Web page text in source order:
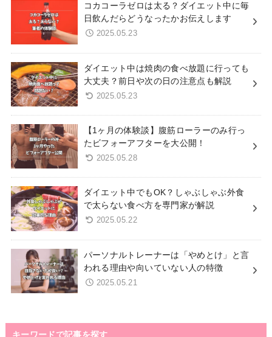
コカコーラゼロは太る？ダイエット中に毎
日飲んだらどうなったかお伝えします
2025.05.23
ダイエット中は焼肉の食べ放題に行っても
大丈夫？前日や次の日の注意点も解説
2025.05.23
【1ヶ月の体験談】腹筋ローラーのみ行っ
たビフォーアフターを大公開！
2025.05.28
ダイエット中でもOK？しゃぶしゃぶ外食
で太らない食べ方を専門家が解説
2025.05.22
パーソナルトレーナーは「やめとけ」と言
われる理由や向いていない人の特徴
2025.05.21
キーワードで記事を探す